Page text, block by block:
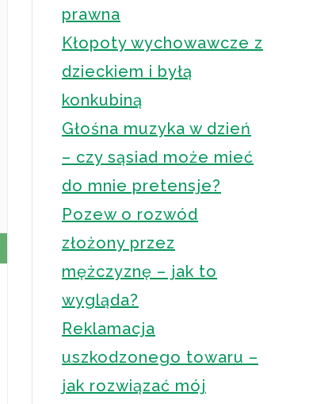
prawna
Kłopoty wychowawcze z
dzieckiem i byłą
konkubiną
Głośna muzyka w dzień
– czy sąsiad może mieć
do mnie pretensje?
Pozew o rozwód
złożony przez
mężczyznę – jak to
wygląda?
Reklamacja
uszkodzonego towaru –
jak rozwiązać mój